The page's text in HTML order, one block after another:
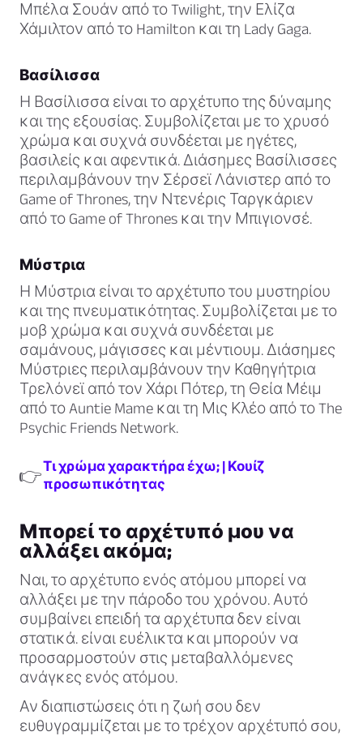
Μπέλα Σουάν από το Twilight, την Ελίζα
Χάμιλτον από το Hamilton και τη Lady Gaga.
Βασίλισσα
Η Βασίλισσα είναι το αρχέτυπο της δύναμης
και της εξουσίας. Συμβολίζεται με το χρυσό
χρώμα και συχνά συνδέεται με ηγέτες,
βασιλείς και αφεντικά. Διάσημες Βασίλισσες
περιλαμβάνουν την Σέρσεϊ Λάνιστερ από το
Game of Thrones, την Ντενέρις Ταργκάριεν
από το Game of Thrones και την Μπιγιονσέ.
Μύστρια
Η Μύστρια είναι το αρχέτυπο του μυστηρίου
και της πνευματικότητας. Συμβολίζεται με το
μοβ χρώμα και συχνά συνδέεται με
σαμάνους, μάγισσες και μέντιουμ. Διάσημες
Μύστριες περιλαμβάνουν την Καθηγήτρια
Τρελόνεϊ από τον Χάρι Πότερ, τη Θεία Μέιμ
από το Auntie Mame και τη Μις Κλέο από το The
Psychic Friends Network.
👉Τι χρώμα χαρακτήρα έχω; | Κουίζ
προσωπικότητας
Μπορεί το αρχέτυπό μου να
αλλάξει ακόμα;
Ναι, το αρχέτυπο ενός ατόμου μπορεί να
αλλάξει με την πάροδο του χρόνου. Αυτό
συμβαίνει επειδή τα αρχέτυπα δεν είναι
στατικά. είναι ευέλικτα και μπορούν να
προσαρμοστούν στις μεταβαλλόμενες
ανάγκες ενός ατόμου.
Αν διαπιστώσεις ότι η ζωή σου δεν
ευθυγραμμίζεται με το τρέχον αρχέτυπό σου,